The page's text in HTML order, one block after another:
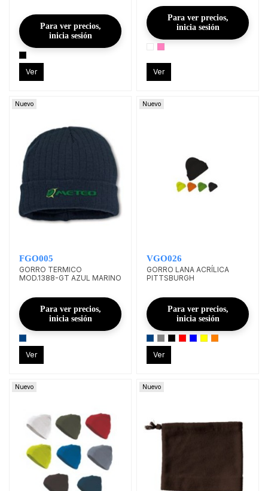
Para ver precios,
inicia sesión
Ver
Para ver precios,
inicia sesión
Ver
Nuevo
FGO005
GORRO TERMICO
MOD.1388-GT AZUL MARINO
Para ver precios,
inicia sesión
Ver
Nuevo
VGO026
GORRO LANA ACRÍLICA
PITTSBURGH
Para ver precios,
inicia sesión
Ver
Nuevo Nuevo